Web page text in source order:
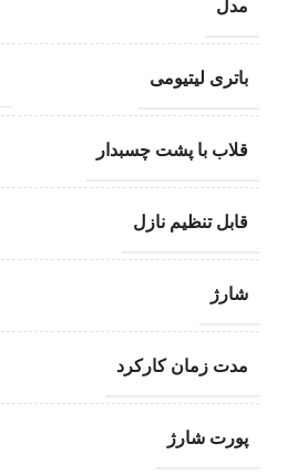
مدل
باتری لیتیومی
قلاب با پشت چسبدار
قابل تنظیم نازل
شارژ
مدت زمان کارکرد
پورت شارژ